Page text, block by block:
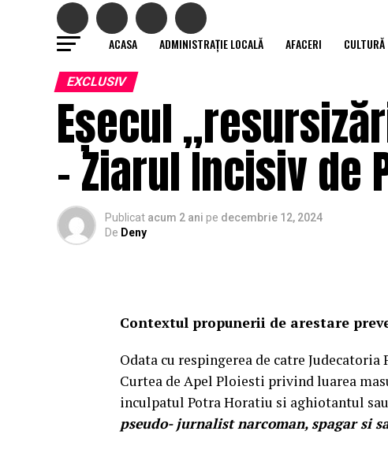
ACASA ADMINISTRAȚIE LOCALĂ AFACERI CULTURĂ
EXCLUSIV
Eșecul
– Ziarul Incisiv de
Publicat acum 2 ani pe decembrie 12, 2024
De Deny
Contextul propunerii de arestare
Odata cu respingerea de catre
Curtea de Apel Ploiesti privind luarea
inculpatul Potra Horatiu si aghiotantul
pseudo- jurnalist narcoman, spagar si